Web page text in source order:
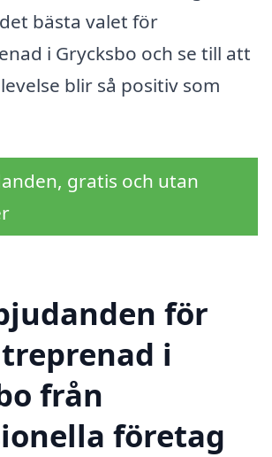
bästa valet för
i Grycksbo och se till att
blir så positiv som
gratis och utan
för
i
från
företag